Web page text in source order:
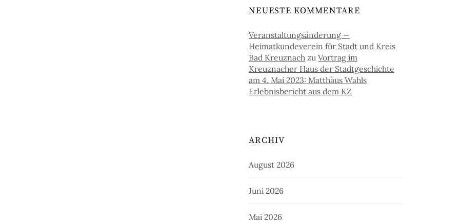
NEUESTE KOMMENTARE
Veranstaltungsänderung —
Heimatkundeverein für Stadt und Kreis
Bad Kreuznach zuVortrag im
Kreuznacher Haus der Stadtgeschichte
am 4. Mai 2023: Matthäus Wahls
Erlebnisbericht aus dem KZ
ARCHIV
August 2026
Juni 2026
Mai 2026